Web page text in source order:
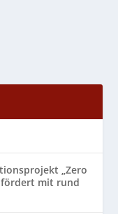
„Zero
fördert mit rund